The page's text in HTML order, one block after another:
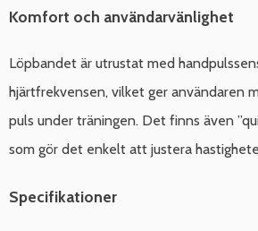
Komfort och användarvänlighet
Löpbandet är utrustat med
hjärtfrekvensen, vilket ger användaren
puls under träningen. Det finns även
som gör det enkelt att justera
Specifikationer